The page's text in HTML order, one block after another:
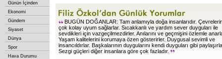
Günün İçinden
Ekonomi
Gündem
Siyaset
Dünya
Spor
Hava Durumu
BUGÜN DOĞANLAR: Tam anlamıyla doğa insanlarıdır.
çok kolay uyum sağlarlar. Sıcakkanlı ve yardım sever duyguları ile
sevdikleri için vazgeçilmezdirler. Anılarını ve geçmişini özlemle
Yaşam kalitelerini korumaya özen gösterirler. Duygusal sevimli ve
insancıldırlar. Başkalarının duygularını kendi duyguları gibi
Sezgi güçleri diğer insanlara göre çok fazladır.